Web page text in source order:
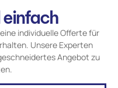
einfach
individuelle Offerte für
Unsere Experten
Angebot zu